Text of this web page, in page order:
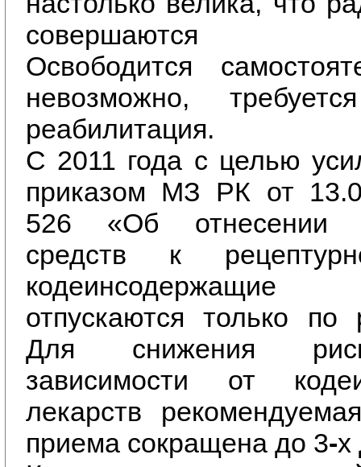
совершаются
Освободится
невозможно,
реабилитация.
С 2011 года с целью
приказом МЗ РК от
526 «Об отнесении
средств к
отпускаются только по
Для снижения
зависимости от
лекарств
приема сокращена до 3-х